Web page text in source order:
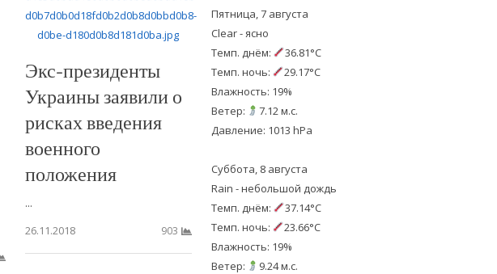
Экс-президенты
Украины заявили о
рисках введения
военного
положения
...
26.11.2018
903
Пятница, 7 августа
Clear - ясно
Темп. днём:
36.81°C
Темп. ночь:
29.17°C
Влажность: 19%
Ветер:
7.12 м.с.
Давление: 1013 hPa
Суббота, 8 августа
Rain - небольшой дождь
Темп. днём:
37.14°C
Темп. ночь:
23.66°C
Влажность: 19%
Ветер:
9.24 м.с.